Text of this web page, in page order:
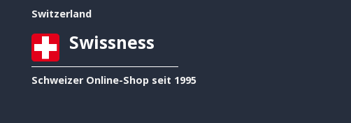
Switzerland
Swissness
Schweizer Online-Shop seit 1995